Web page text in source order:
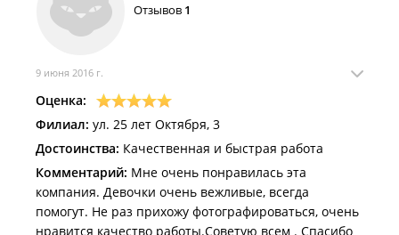
Отзывов 1
9 июня 2016 г.
Оценка:
Филиал: ул. 25 лет Октября, 3
Достоинства: Качественная и быстрая работа
Комментарий: Мне очень понравилась эта
компания. Девочки очень вежливые, всегда
помогут. Не раз прихожу фотографироваться, очень
нравится качество работы.Советую всем . Спасибо